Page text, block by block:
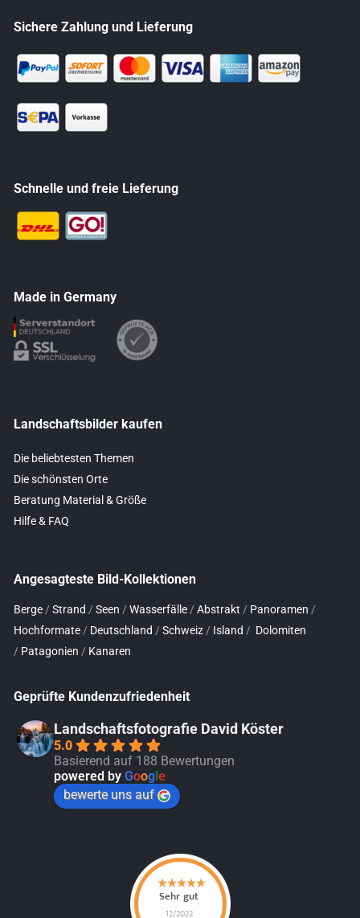
Sichere Zahlung und Lieferung
Schnelle und freie Lieferung
Made in Germany
Landschaftsbilder kaufen
Die beliebtesten Themen
Die schönsten Orte
Beratung Material & Größe
Hilfe & FAQ
Angesagteste Bild-Kollektionen
Berge / Strand / Seen / Wasserfälle / Abstrakt / Panoramen /
Hochformate / Deutschland / Schweiz / Island / Dolomiten
/ Patagonien / Kanaren
Geprüfte Kundenzufriedenheit
Landschaftsfotografie David Köster
5.0
Basierend auf 188 Bewertungen
powered by Google
bewerte uns auf